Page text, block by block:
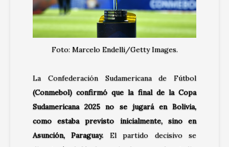
Foto: Marcelo Endelli/Getty Images.
La Confederación Sudamericana de Fútbol
(Conmebol) confirmó que la final de la Copa
Sudamericana 2025 no se jugará en Bolivia,
como estaba previsto inicialmente, sino en
Asunción, Paraguay. El partido decisivo se